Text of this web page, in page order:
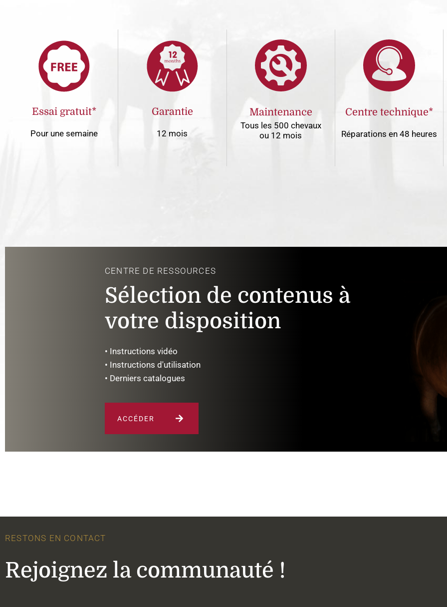
Essai gratuit*
Pour une semaine
Garantie
12 mois
Maintenance
Tous les 500 chevaux
ou 12 mois
Centre technique*
Réparations en 48 heures
CENTRE DE RESSOURCES
Sélection de contenus à
votre disposition
• Instructions vidéo
• Instructions d'utilisation
• Derniers catalogues
ACCÉDER
RESTONS EN CONTACT
Rejoignez la communauté !